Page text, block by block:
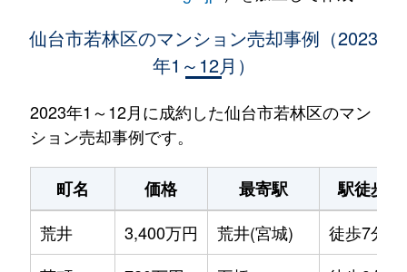
仙台市若林区のマンション売却事例（2023
年1～12月）
2023年1～12月に成約した仙台市若林区のマン
ション売却事例です。
町名 価格 最寄駅
駅徒歩
荒井
3,400万円 荒井(宮城)
徒歩7分